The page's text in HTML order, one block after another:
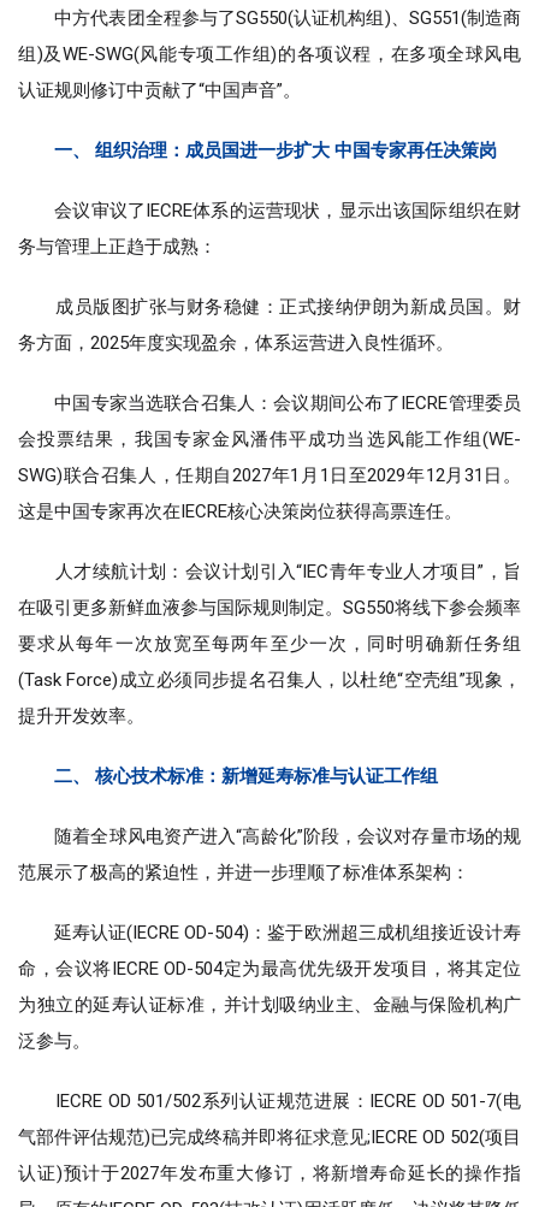
中方代表团全程参与了SG550(认证机构组)、SG551(制造商
组)及WE-SWG(风能专项工作组)的各项议程，在多项全球风电
认证规则修订中贡献了“中国声音”。
一、 组织治理：成员国进一步扩大 中国专家再任决策岗
会议审议了IECRE体系的运营现状，显示出该国际组织在财
务与管理上正趋于成熟：
成员版图扩张与财务稳健：正式接纳伊朗为新成员国。财
务方面，2025年度实现盈余，体系运营进入良性循环。
中国专家当选联合召集人：会议期间公布了IECRE管理委员
会投票结果，我国专家金风潘伟平成功当选风能工作组(WE-
SWG)联合召集人，任期自2027年1月1日至2029年12月31日。
这是中国专家再次在IECRE核心决策岗位获得高票连任。
人才续航计划：会议计划引入“IEC青年专业人才项目”，旨
在吸引更多新鲜血液参与国际规则制定。SG550将线下参会频率
要求从每年一次放宽至每两年至少一次，同时明确新任务组
(Task Force)成立必须同步提名召集人，以杜绝“空壳组”现象，
提升开发效率。
二、 核心技术标准：新增延寿标准与认证工作组
随着全球风电资产进入“高龄化”阶段，会议对存量市场的规
范展示了极高的紧迫性，并进一步理顺了标准体系架构：
延寿认证(IECRE OD-504)：鉴于欧洲超三成机组接近设计寿
命，会议将IECRE OD-504定为最高优先级开发项目，将其定位
为独立的延寿认证标准，并计划吸纳业主、金融与保险机构广
泛参与。
IECRE OD 501/502系列认证规范进展：IECRE OD 501-7(电
气部件评估规范)已完成终稿并即将征求意见;IECRE OD 502(项目
认证)预计于2027年发布重大修订，将新增寿命延长的操作指